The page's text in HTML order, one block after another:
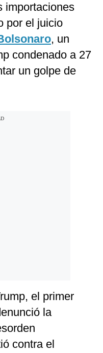
importaciones
por el juicio
, un
condenado a 27
un golpe de
el primer
la
contra el